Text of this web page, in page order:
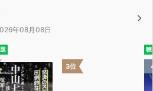
年08月08日
3位
聴